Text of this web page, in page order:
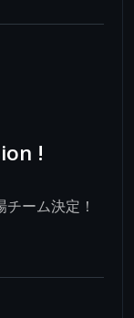
!
ーム決定！